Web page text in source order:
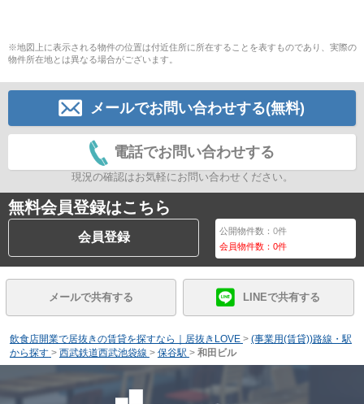
※地図上に表示される物件の位置は付近住所に所在することを表すものであり、実際の
物件所在地とは異なる場合がございます。
メールでお問い合わせする(無料)
電話でお問い合わせする
現況の確認はお気軽にお問い合わせください。
無料会員登録はこちら
会員登録 公開物件数：0件
会員物件数：0件
メールで共有する LINEで共有する
飲食店開業で居抜きの賃貸を探すなら｜居抜きLOVE > (事業用(賃貸))路線・駅
から探す > 西武鉄道西武池袋線 > 保谷駅 > 和田ビル